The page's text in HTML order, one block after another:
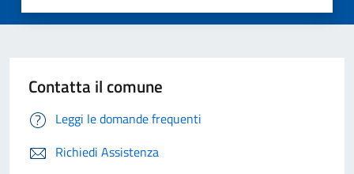
Contatta il comune
Leggi le domande frequenti
Richiedi Assistenza